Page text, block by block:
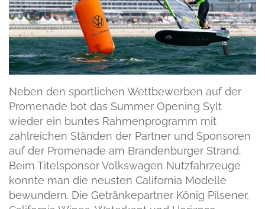
Neben den sportlichen Wettbewerben auf der
Promenade bot das Summer Opening Sylt
wieder ein buntes Rahmenprogramm mit
zahlreichen Ständen der Partner und Sponsoren
auf der Promenade am Brandenburger Strand.
Beim Titelsponsor Volkswagen Nutzfahrzeuge
konnte man die neusten California Modelle
bewundern. Die Getränkepartner König Pilsener,